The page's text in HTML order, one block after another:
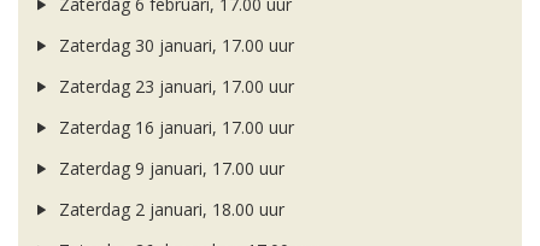
Zaterdag 6 februari, 17.00 uur
Zaterdag 30 januari, 17.00 uur
Zaterdag 23 januari, 17.00 uur
Zaterdag 16 januari, 17.00 uur
Zaterdag 9 januari, 17.00 uur
Zaterdag 2 januari, 18.00 uur